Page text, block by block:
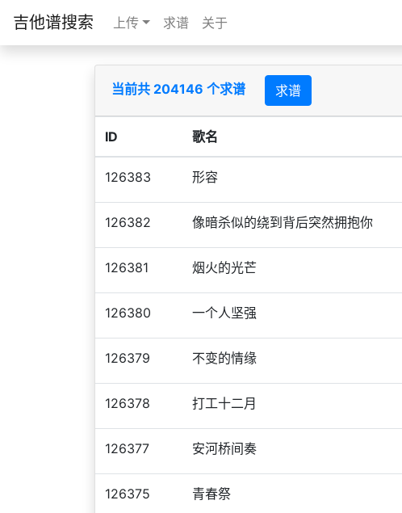
吉他谱搜索 上传 求谱 关于
当前共 204146 个求谱 求谱
ID 歌名
126383 形容
126382 像暗杀似的绕到背后突然拥抱你
126381 烟火的光芒
126380 一个人坚强
126379 不变的情缘
126378 打工十二月
126377 安河桥间奏
126375 青春祭